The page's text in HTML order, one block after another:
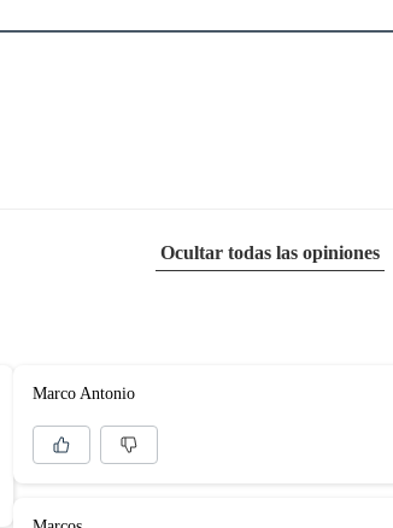
Ocultar todas las opiniones
Marco Antonio